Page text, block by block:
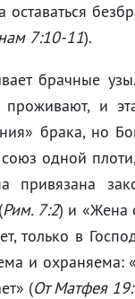
оставаться
7:10-11).
брачные
проживают, и
брака, но
одной
привязана
Рим. 7:2) и «Жена
только в
и
(От Матфея